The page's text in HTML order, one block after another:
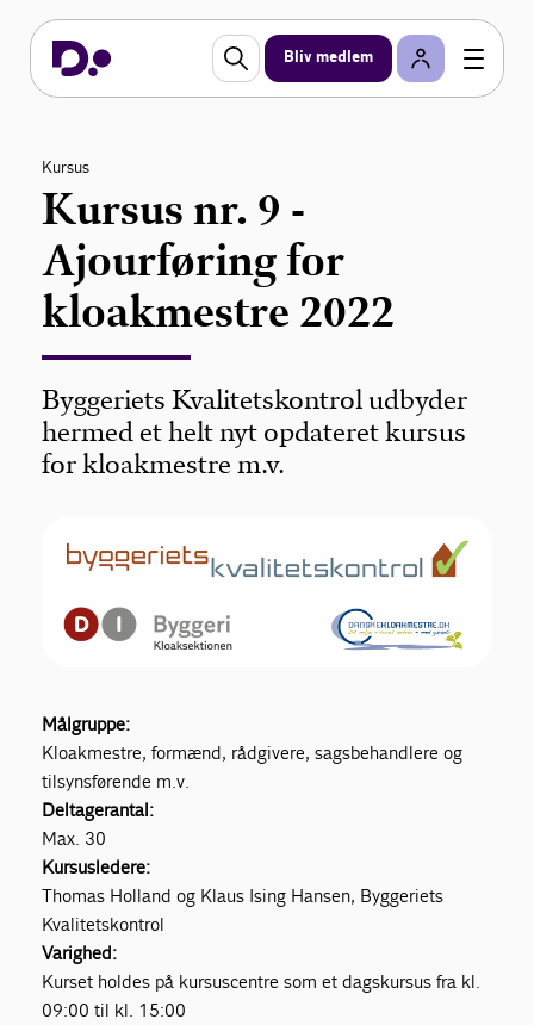
Bliv medlem
Kursus
Kursus nr. 9 -
Ajourføring for
kloakmestre 2022
Byggeriets Kvalitetskontrol udbyder
hermed et helt nyt opdateret kursus
for kloakmestre m.v.
Målgruppe:
Kloakmestre, formænd, rådgivere, sagsbehandlere og
tilsynsførende m.v.
Deltagerantal:
Max. 30
Kursusledere:
Thomas Holland og Klaus Ising Hansen, Byggeriets
Kvalitetskontrol
Varighed:
Kurset holdes på kursuscentre som et dagskursus fra kl.
09:00 til kl. 15:00